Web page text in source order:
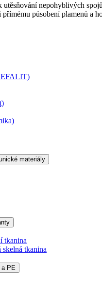
nepohyblivých
působení plamenů a
materiály
tkanina
tkanina
a PE